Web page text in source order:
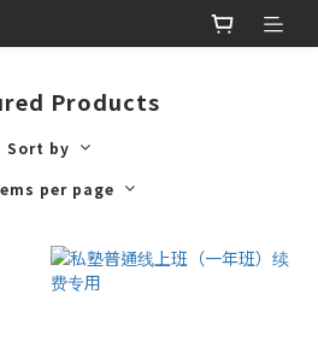
Products
Sort by
per page